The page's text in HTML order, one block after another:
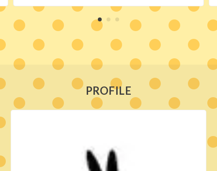
PROFILE